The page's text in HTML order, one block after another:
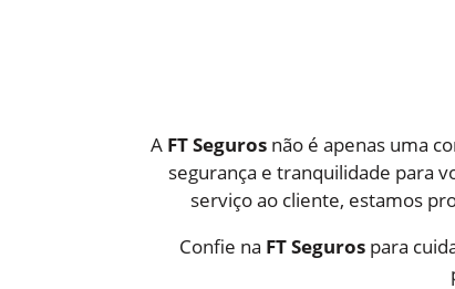
A FT Segurosnão é apenas uma
segurança e tranquilidade para
serviço ao cliente, estamos
Confie na FT Seguros para